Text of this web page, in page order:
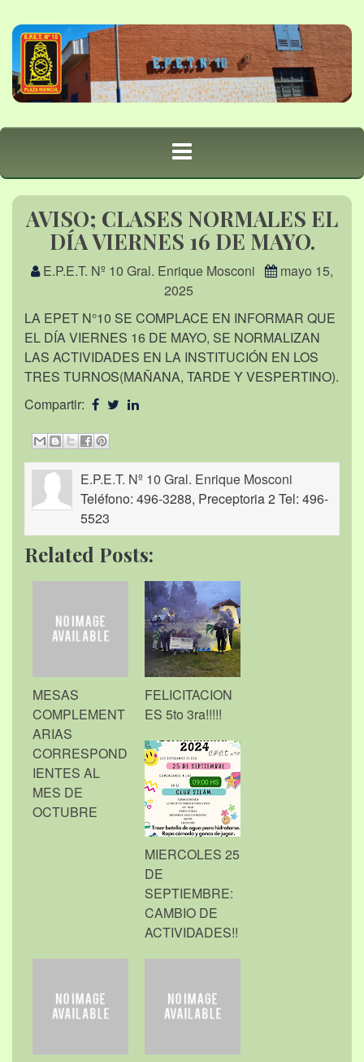
AVISO; CLASES NORMALES EL
DÍA VIERNES 16 DE MAYO.
E.P.E.T. Nº 10 Gral. Enrique Mosconi
mayo 15,
2025
LA EPET N°10 SE COMPLACE EN INFORMAR QUE
EL DÍA VIERNES 16 DE MAYO, SE NORMALIZAN
LAS ACTIVIDADES EN LA INSTITUCIÓN EN LOS
TRES TURNOS(MAÑANA, TARDE Y VESPERTINO).
Compartir:
E.P.E.T. Nº 10 Gral. Enrique Mosconi
Teléfono: 496-3288, Preceptoria 2 Tel: 496-
5523
Related Posts:
MESAS
COMPLEMENT
ARIAS
CORRESPOND
IENTES AL
MES DE
OCTUBRE
FELICITACION
ES 5to 3ra!!!!!
MIERCOLES 25
DE
SEPTIEMBRE:
CAMBIO DE
ACTIVIDADES!!